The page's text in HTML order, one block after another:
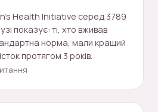
Health Initiative серед 3789
показує: ті, хто вживав
норма, мали кращий
протягом 3 років.